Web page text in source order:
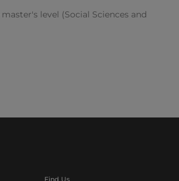
level (Social Sciences and
Find Us